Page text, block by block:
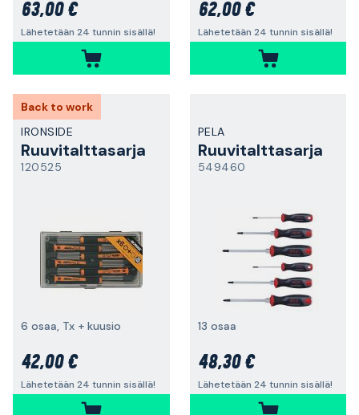
63,00 €
Lähetetään 24 tunnin sisällä!
62,00 €
Lähetetään 24 tunnin sisällä!
Back to work
IRONSIDE
Ruuvitalttasarja
120525
6 osaa, Tx + kuusio
42,00 €
Lähetetään 24 tunnin sisällä!
PELA
Ruuvitalttasarja
549460
13 osaa
48,30 €
Lähetetään 24 tunnin sisällä!